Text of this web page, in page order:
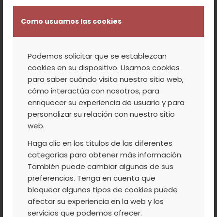
Como usuamos las cookies
Podemos solicitar que se establezcan
cookies en su dispositivo. Usamos cookies
para saber cuándo visita nuestro sitio web,
cómo interactúa con nosotros, para
enriquecer su experiencia de usuario y para
personalizar su relación con nuestro sitio
web.
Haga clic en los títulos de las diferentes
categorías para obtener más información.
También puede cambiar algunas de sus
preferencias. Tenga en cuenta que
bloquear algunos tipos de cookies puede
afectar su experiencia en la web y los
servicios que podemos ofrecer.
autoridades la importancia que va a tener
mercados cada vez más globalizados.
El recorrido de las instalaciones ha estado
centrado en la ampliación de las mismas y
las mejoras llevadas a cabo este año con
los fondos de incentivos agroindustriales y
el Programa Operativo de la OPFH, todos
ellos con fondos de la Unión Europea. Entre
las mismas, se ha destacado la instalación
de una nueva calibradora óptica que
permite ser más competitivos frente a los
mercados y dar un mejor servicio a los
agricultores socios. También han